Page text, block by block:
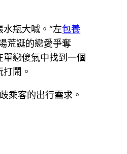
瓶大喊。“左包養
荒誕的戀愛爭奪
戀傻氣中找到一個
打鬧。
乘客的出行需求。